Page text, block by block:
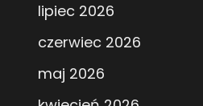
lipiec 2026
czerwiec 2026
maj 2026